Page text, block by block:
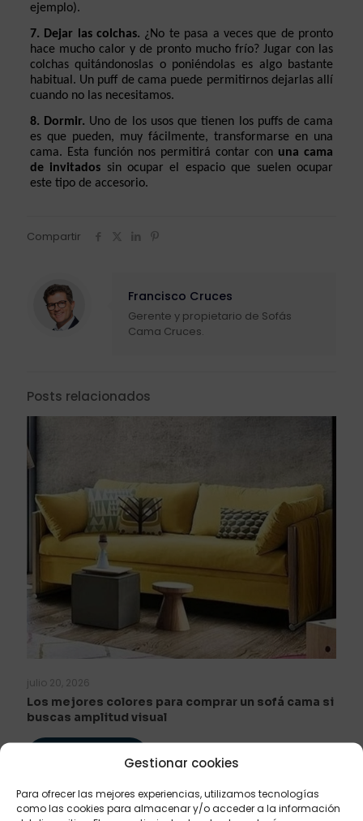
Gestionar cookies
Para ofrecer las mejores experiencias, utilizamos tecnologías
como las cookies para almacenar y/o acceder a la información
ejemplo).
7. Dejar las colchas. ¿No te pasa a veces que de pronto
hace mucho calor y de pronto mucho frío? Jugar con las
colchas quitándonoslas o poniéndolas es algo bastante
habitual. Un puff de cama puede permitirnos dejarlas allí
cuando no las necesitamos.
8. Dormir. Uno de los usos que tienen los puffs de cama
es que pueden, muy fácilmente, transformarse en una
cama. Esta función nos permitirá contar con una cama
de invitados sin ocupar el espacio que suelen ocupar
este tipo de accesorio.
Compartir
Francisco Cruces
Gerente y propietario de Sofás
Cama Cruces.
Posts relacionados
julio 20, 2026
Los mejores colores para comprar un sofá cama si
buscas amplitud visual